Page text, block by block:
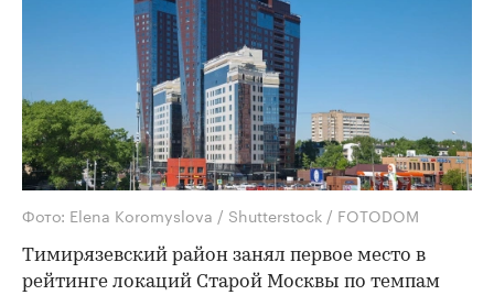
Фото: Elena Koromyslova / Shutterstock / FOTODOM
Тимирязевский район занял первое место в
рейтинге локаций Старой Москвы по темпам